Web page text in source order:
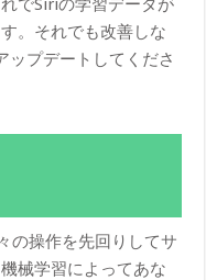
でSiriの学習データが
。それでも改善しな
ップデートしてくださ
の操作を先回りしてサ
械学習によってあな